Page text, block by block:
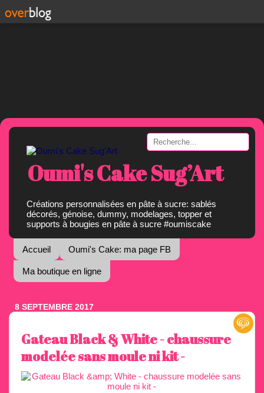
Oumi's Cake Sug’Art
Créations personnalisées en pâte à sucre: sablés
décorés, génoise, dummy, modelages, topper et
supports à bougies en pâte à sucre #oumiscake
Accueil Oumi's Cake: ma page FB
Ma boutique en ligne
8 SEPTEMBRE 2017
Gateau Black & White - chaussure
modelée sans moule ni kit -